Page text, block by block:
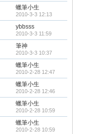
蠟筆小生
2010-3-3 12:13
ybbsss
2010-3-3 11:59
筆神
2010-3-3 10:37
蠟筆小生
2010-2-28 12:47
蠟筆小生
2010-2-28 12:46
蠟筆小生
2010-2-28 10:59
蠟筆小生
2010-2-28 10:59